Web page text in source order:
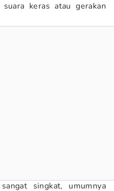
keras atau gerakan
singkat, umumnya